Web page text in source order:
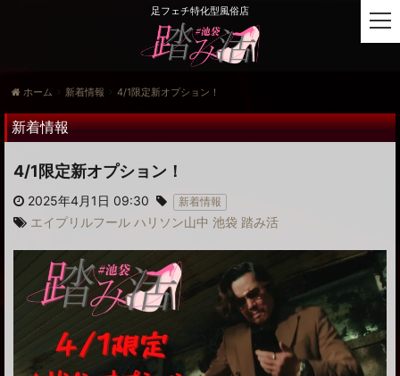
足フェチ特化型風俗店
ホーム 新着情報 4/1限定新オプション！
新着情報
4/1限定新オプション！
2025年4月1日 09:30 新着情報
エイプリルフール ハリソン山中 池袋 踏み活
t
o
e
o
n